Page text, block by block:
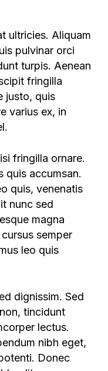
ultricies. Aliquam
pulvinar orci
turpis. Aenean
fringilla
justo, quis
varius ex, in
fringilla ornare.
quis accumsan.
quis, venenatis
nunc sed
magna
semper
leo quis
dignissim. Sed
tincidunt
lectus.
nibh eget,
Donec